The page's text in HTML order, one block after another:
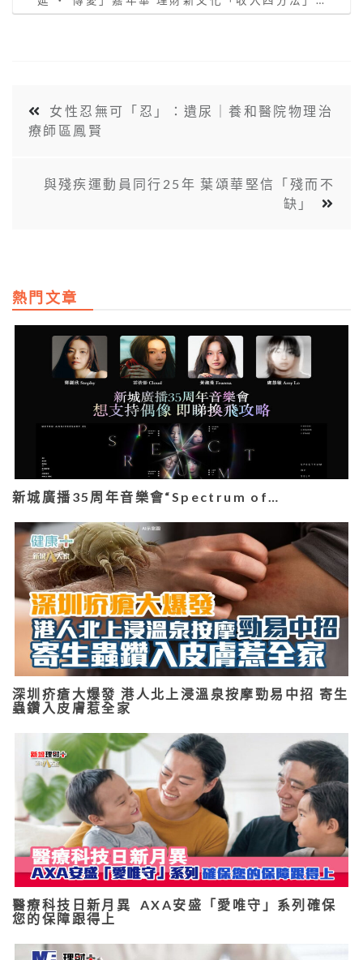
女性忍無可「忍」：遺尿｜養和醫院物理治
療師區鳳賢
與殘疾運動員同行25年 葉頌華堅信「殘而不
缺」
熱門文章
新城廣播35周年音樂會“Spectrum of…
深圳疥瘡大爆發 港人北上浸溫泉按摩勁易中招 寄生
蟲鑽入皮膚惹全家
醫療科技日新月異 AXA安盛「愛唯守」系列確保
您的保障跟得上